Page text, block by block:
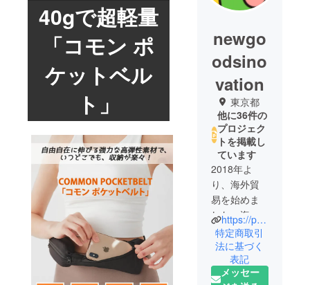
40gで超軽量
「コモン ポ
ケットベル
ト」
newgo
odsino
vation
東京都
他に36件の
プロジェク
トを掲載し
ています
2018年よ
り、海外貿
易を始めま
した。海外
にあります
面白い商品
を日本人の
皆さんにも
https://poooli.jp/
特定商取引
法に基づく
表記
メッセー